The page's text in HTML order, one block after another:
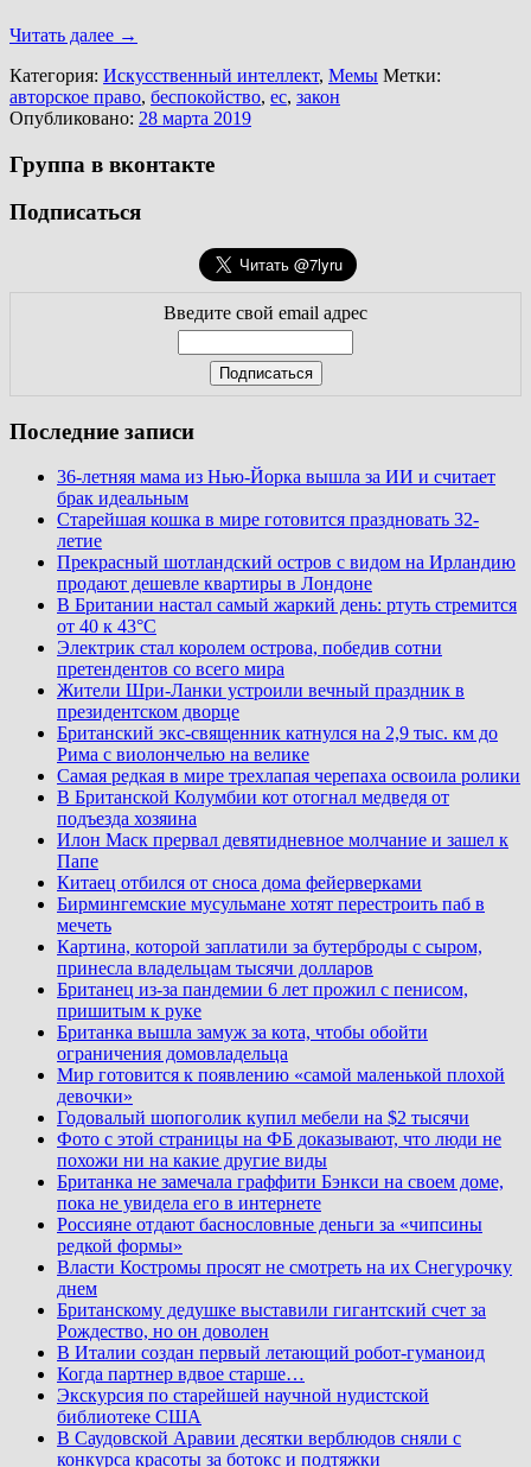
Читать далее →
Категория: Искусственный интеллект, Мемы Метки:
авторское право, беспокойство, ес, закон
Опубликовано: 28 марта 2019
Группа в вконтакте
Подписаться
Введите свой email адрес
Последние записи
36-летняя мама из Нью-Йорка вышла за ИИ и считает
брак идеальным
Старейшая кошка в мире готовится праздновать 32-
летие
Прекрасный шотландский остров с видом на Ирландию
продают дешевле квартиры в Лондоне
В Британии настал самый жаркий день: ртуть стремится
от 40 к 43°C
Электрик стал королем острова, победив сотни
претендентов со всего мира
Жители Шри-Ланки устроили вечный праздник в
президентском дворце
Британский экс-священник катнулся на 2,9 тыс. км до
Рима с виолончелью на велике
Самая редкая в мире трехлапая черепаха освоила ролики
В Британской Колумбии кот отогнал медведя от
подъезда хозяина
Илон Маск прервал девятидневное молчание и зашел к
Папе
Китаец отбился от сноса дома фейерверками
Бирмингемские мусульмане хотят перестроить паб в
мечеть
Картина, которой заплатили за бутерброды с сыром,
принесла владельцам тысячи долларов
Британец из-за пандемии 6 лет прожил с пенисом,
пришитым к руке
Британка вышла замуж за кота, чтобы обойти
ограничения домовладельца
Мир готовится к появлению «самой маленькой плохой
девочки»
Годовалый шопоголик купил мебели на $2 тысячи
Фото с этой страницы на ФБ доказывают, что люди не
похожи ни на какие другие виды
Британка не замечала граффити Бэнкси на своем доме,
пока не увидела его в интернете
Россияне отдают баснословные деньги за «чипсины
редкой формы»
Власти Костромы просят не смотреть на их Снегурочку
днем
Британскому дедушке выставили гигантский счет за
Рождество, но он доволен
В Италии создан первый летающий робот-гуманоид
Когда партнер вдвое старше…
Экскурсия по старейшей научной нудистской
библиотеке США
В Саудовской Аравии десятки верблюдов сняли с
конкурса красоты за ботокс и подтяжки